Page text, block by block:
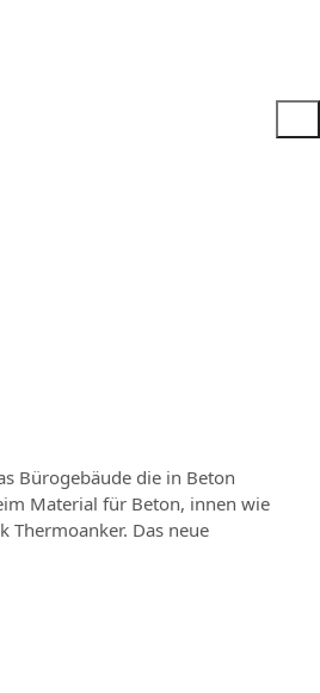
Bürogebäude die in Beton
Material für Beton, innen wie
Thermoanker. Das neue